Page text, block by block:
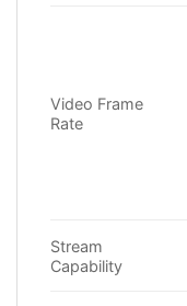
Video Frame
Rate
Stream
Capability